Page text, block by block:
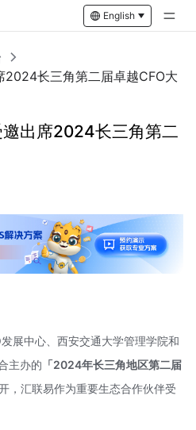
English
2024长三角第二届卓越CFO大
出席2024长三角第二
展中心、西安交通大学管理学院和
主办的 「2024年长三角地区第二届
，汇联易作为重要生态合作伙伴受